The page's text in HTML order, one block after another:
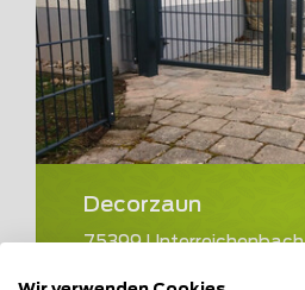
Decorzaun
75399 Unterreichenbach